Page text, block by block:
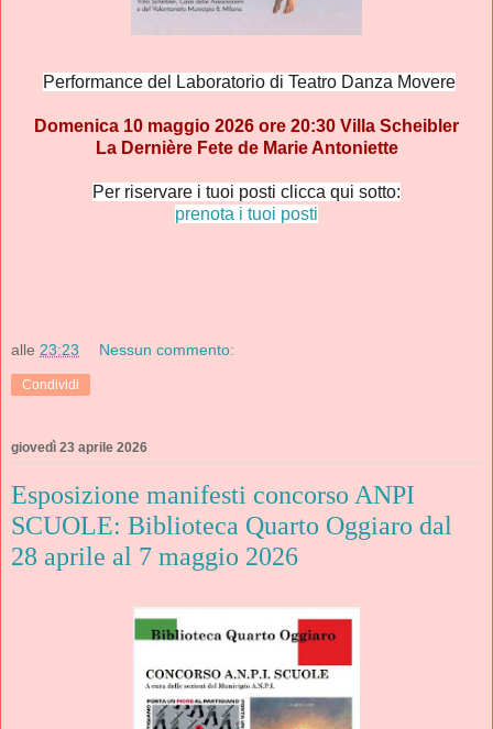
Performance del Laboratorio di Teatro Danza Movere
Domenica 10 maggio 2026 ore 20:30 Villa Scheibler
La Dernière Fete de Marie Antoniette
Per riservare i tuoi posti clicca qui sotto:
prenota i tuoi posti
alle 23:23 Nessun commento:
Condividi
giovedì 23 aprile 2026
Esposizione manifesti concorso ANPI
SCUOLE: Biblioteca Quarto Oggiaro dal
28 aprile al 7 maggio 2026